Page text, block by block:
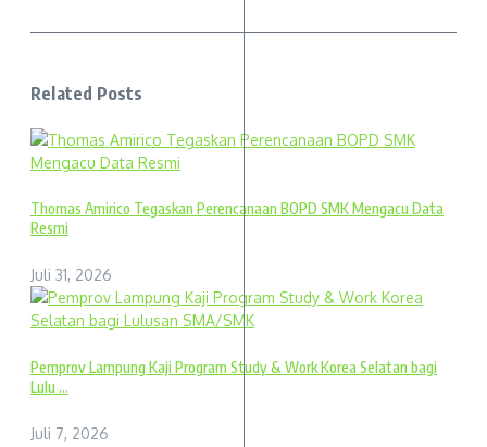
Related Posts
Thomas Amirico Tegaskan Perencanaan BOPD SMK Mengacu Data
Resmi
Juli 31, 2026
Pemprov Lampung Kaji Program Study & Work Korea Selatan bagi
Lulu ...
Juli 7, 2026